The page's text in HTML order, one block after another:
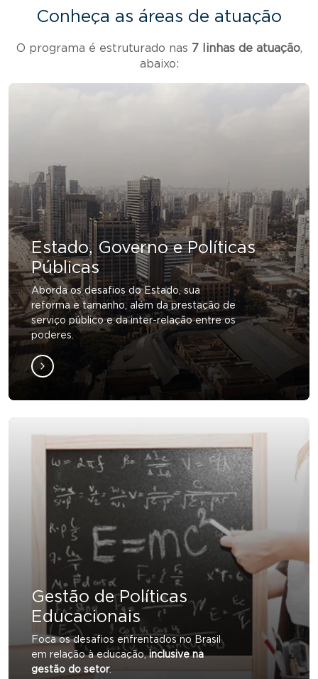
Conheça as áreas de atuação
O programa é estruturado nas 7 linhas de atuação,
abaixo:
Estado, Governo e Políticas
Públicas
Aborda os desafios do Estado, sua
reforma e tamanho, além da prestação de
serviço público e da inter-relação entre os
poderes.
Gestão de Políticas
Educacionais
Foca os desafios enfrentados no Brasil
em relação à educação,inclusive na
gestão do setor.